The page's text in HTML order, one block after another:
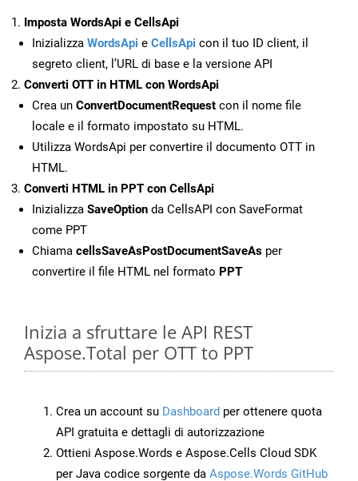
Imposta WordsApi e CellsApi
Inizializza WordsApi e CellsApi con il tuo ID client, il
segreto client, l’URL di base e la versione API
Converti OTT in HTML con WordsApi
Crea un ConvertDocumentRequest con il nome file
locale e il formato impostato su HTML.
Utilizza WordsApi per convertire il documento OTT in
HTML.
Converti HTML in PPT con CellsApi
Inizializza SaveOption da CellsAPI con SaveFormat
come PPT
Chiama cellsSaveAsPostDocumentSaveAs per
convertire il file HTML nel formato PPT
Inizia a sfruttare le API REST
Aspose.Total per OTT to PPT
Crea un account su Dashboard per ottenere quota
API gratuita e dettagli di autorizzazione
Ottieni Aspose.Words e Aspose.Cells Cloud SDK
per Java codice sorgente da Aspose.Words GitHub